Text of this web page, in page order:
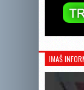
IMAŠ